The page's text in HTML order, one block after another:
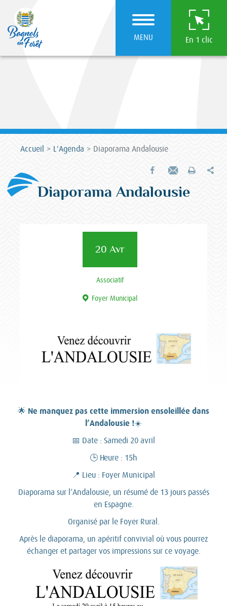
MENU En 1 clic
Accueil L'Agenda Diaporama Andalousie
Partager sur Facebook
Envoyer par e-mail
Imprimer
Diaporama Andalousie
20 Avr
Associatif
Foyer Municipal
🌟 Ne manquez pas cette immersion ensoleillée dans
l’Andalousie !☀️
📅 Date : Samedi 20 avril
🕒 Heure : 15h
📍 Lieu : Foyer Municipal
Diaporama sur l’Andalousie, un résumé de 13 jours passés
en Espagne.
Organisé par le Foyer Rural.
Après le diaporama, un apéritif convivial où vous pourrez
échanger et partager vos impressions sur ce voyage.